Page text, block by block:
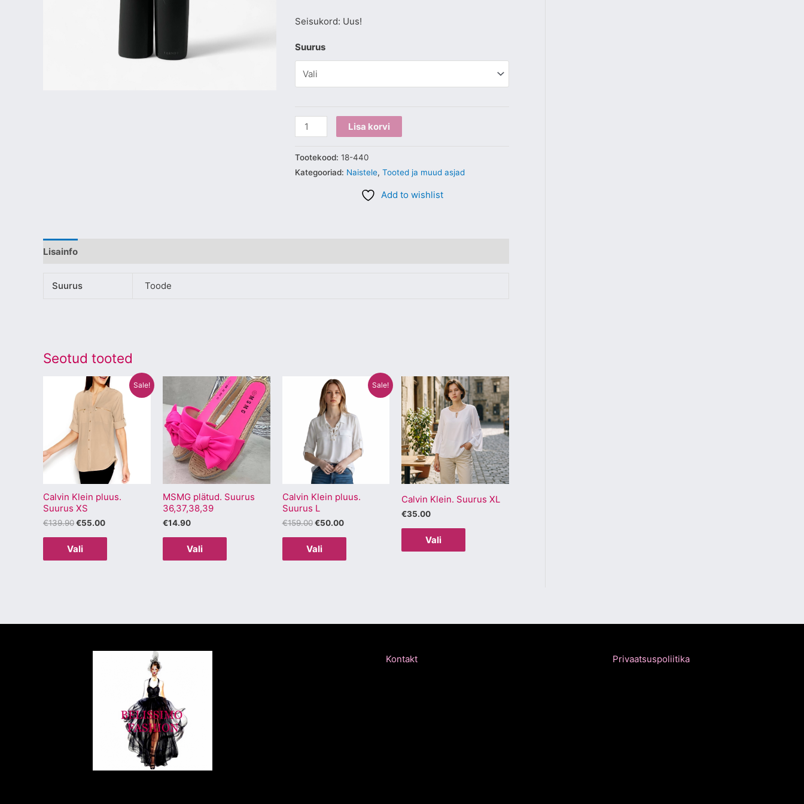
Seisukord: Uus!
Suurus
Lisa korvi
Tootekood: 18-440
Kategooriad: Naistele, Tooted ja muud asjad
Add to wishlist
Lisainfo
Suurus Toode
Seotud tooted
Sale!
Calvin Klein pluus.
Suurus XS
€139.90
Algne
hind
€139.90.
€55.00
Praegune
hind
€55.00.
Vali
Sellel
tootel
on
mitu
varianti.
Valikuid
saab
teha
MSMG plätud. Suurus
36,37,38,39
€14.90
Vali
Sellel
tootel
on
mitu
varianti.
Valikuid
saab
teha
Sale!
Calvin Klein pluus.
Suurus L
€159.00
Algne
hind
oli:
€159.00.
€50.00
Praegune
hind
on:
€50.00.
Vali
Sellel
tootel
on
mitu
varianti.
Valikuid
saab
teha
Calvin Klein. Suurus XL
€35.00
Vali
Sellel
tootel
on
mitu
varianti.
Valikuid
saab
teha
Kontakt Privaatsuspoliitika